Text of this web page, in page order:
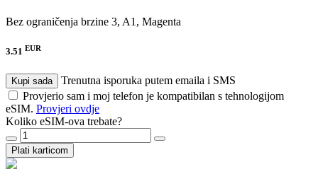
Bez ograničenja brzine 3, A1, Magenta
3.51 EUR
Kupi sada
Trenutna isporuka putem emaila i SMS
Provjerio sam i moj telefon je kompatibilan s tehnologijom
eSIM. Provjeri ovdje
Koliko eSIM-ova trebate?
Plati karticom